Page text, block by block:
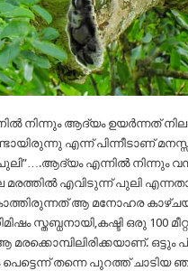
നിന്നും ആദ്യം ഉയർന്നത്
എന്ന് പിന്നീടാണ്
എന്നിൽ നിന്നും
എവിടുന്ന് പുലി
ആ മനോഹര
സ്തബ്ധനായി,കഷ്ടി ഒരു 100
ഒട്ടും
തന്നെ പുറത്ത് ചാടിയ